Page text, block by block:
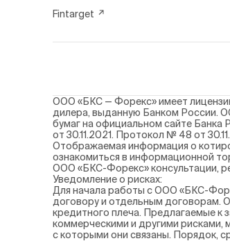
Fintarget
ООО «БКС — Форекс» имеет
дилера, выданную Банком России.
бумаг на официальном сайте Банка
от 30.11.2021. Протокол № 48 от
Отображаемая информация о
ознакомиться в информационной
ООО «БКС-Форекс» консультации,
Уведомление о рисках:
Для начала работы с ООО «БКС-
договору и отдельным договорам.
кредитного плеча. Предлагаемые к
коммерческими и другими рисками,
с которыми они связаны. Порядок,